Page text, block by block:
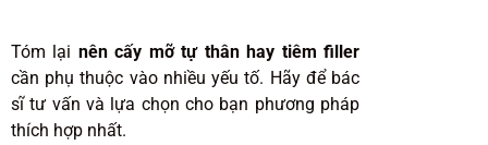
Tóm lại nên cấy mỡ tự thân hay tiêm filler
cần phụ thuộc vào nhiều yếu tố. Hãy để bác
sĩ tư vấn và lựa chọn cho bạn phương pháp
thích hợp nhất.